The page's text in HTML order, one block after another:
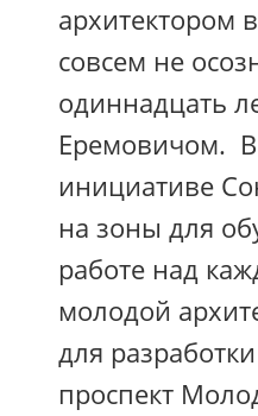
архитектором
совсем не
одиннадцать
Еремовичом.
инициативе
на зоны для
работе над
молодой
для
проспект